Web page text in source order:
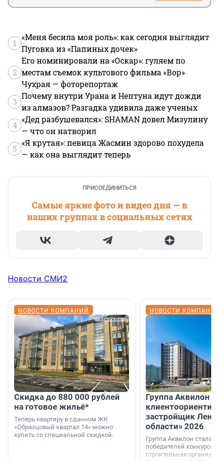
1
«Меня бесила моя роль»: как сегодня выглядит
Пуговка из «Папиных дочек»
2
Его номинировали на «Оскар»: гуляем по
местам съемок культового фильма «Вор»
Чухрая — фоторепортаж
3
Почему внутри Урана и Нептуна идут дожди
из алмазов? Разгадка удивила даже ученых
4
«Дед разбушевался»: SHAMAN довел Мизулину
— что он натворил
5
«Я крутая»: певица Жасмин здорово похудела
— как она выглядит теперь
ПРИСОЕДИНИТЬСЯ
Самые яркие фото и видео дня — в
наших группах в социальных сетях
Новости СМИ2
НОВОСТИ КОМПАНИЙ
Скидка до 880 000 рублей
на готовое жильё*
Теперь квартиру в сданном ЖК
«Образцовый квартал 14» можно
купить со специальной скидкой.
НОВОСТИ
Группа Аквилон
застройщик
области» 2026
Группа Аквилон стала
победителей конкурса
строительная